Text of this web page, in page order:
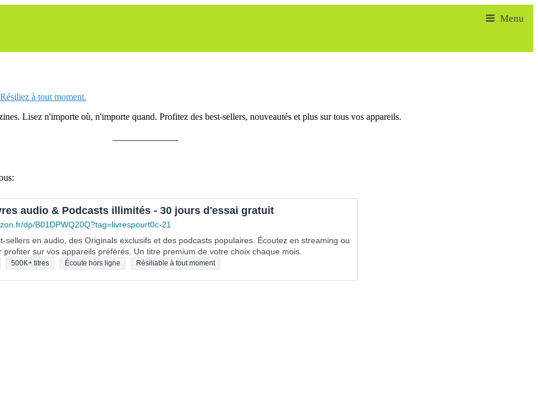
à tout moment.
Lisez n'importe où, n'importe quand. Profitez des best-sellers, nouveautés et plus sur tous vos appareils.
audio & Podcasts illimités - 30 jours d'essai gratuit
dp/B01DPWQ20Q?tag=livrespourt0c-21
sellers en audio, des Originals exclusifs et des podcasts populaires. Écoutez en streaming ou
profiter sur vos appareils préférés. Un titre premium de votre choix chaque mois.
500K+ titres Écoute hors ligne Résiliable à tout moment